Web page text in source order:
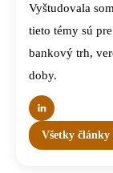
Vyštudovala
tieto témy sú
bankový trh,
doby.
Všetky články